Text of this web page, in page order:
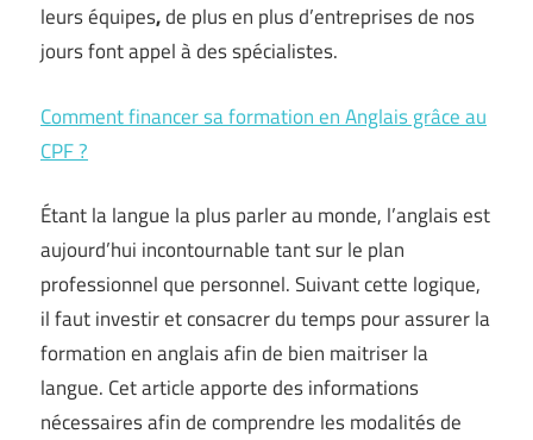
leurs équipes,de plus en plus d’entreprises de nos
jours font appel à des spécialistes.
Comment financer sa formation en Anglais grâce au
CPF ?
Étant la langue la plus parler au monde, l’anglais est
aujourd’hui incontournable tant sur le plan
professionnel que personnel. Suivant cette logique,
il faut investir et consacrer du temps pour assurer la
formation en anglais afin de bien maitriser la
langue. Cet article apporte des informations
nécessaires afin de comprendre les modalités de